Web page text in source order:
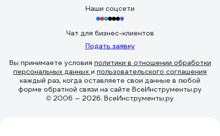
Наши соцсети
Чат для бизнес-клиентов
Подать заявку
Вы принимаете условия политики в отношении обработки
персональных данных и пользовательского соглашения
каждый раз, когда оставляете свои данные в любой
форме обратной связи на сайте ВсеИнструменты.ру
© 2006 — 2026. ВсеИнструменты.ру